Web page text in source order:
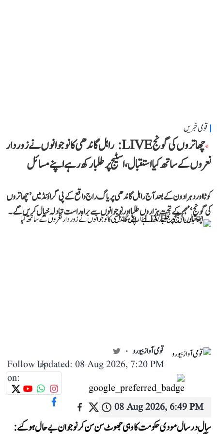
قومی خبریں
چھاتروں کی گونج LIVE: راہل گاندھی کا نوجوانوں نے زوردار
نعروں کے ساتھ کیا استقبال، اسٹیج پر طلبا رکھ رہے اپنے مسائل
کوٹا اور دہرادون کے بعد آج راہل گاندھی پریاگ راج واقع کے پی گراؤنڈ میں ’چھاتروں
کی گونج‘ مہم کے تحت ہزاروں طلبا اور نوجوانوں سے براہ راست تبادلہ خیال کریں گے۔
قومی آواز بیورو
Updated: 08 Aug 2026, 7:20 PM
Follow us
on:
08 Aug 2026, 6:49 PM
سال در سال مودی حکومت کا وہی جھوٹ سن سن کر نوجوان بے حال ہو گئے: